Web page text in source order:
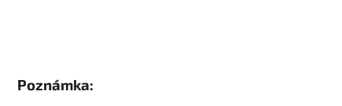
Poznámka: